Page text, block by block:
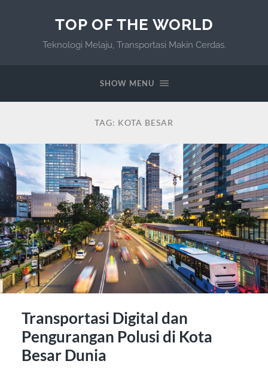
TOP OF THE WORLD
Teknologi Melaju, Transportasi Makin Cerdas.
SHOW MENU
TAG: KOTA BESAR
Transportasi Digital dan
Pengurangan Polusi di Kota
Besar Dunia